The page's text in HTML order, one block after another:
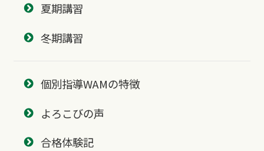
夏期講習
冬期講習
個別指導WAMの特徴
よろこびの声
合格体験記